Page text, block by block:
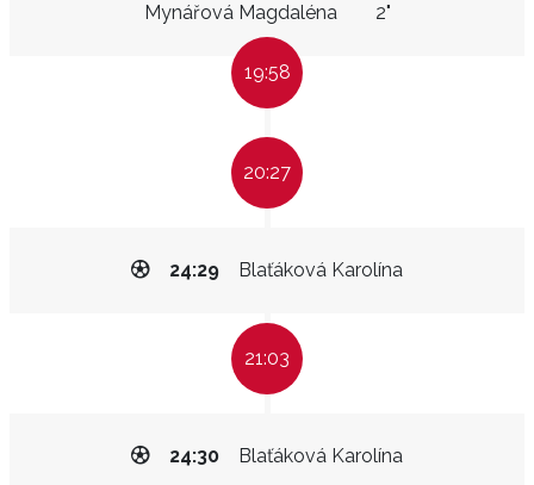
Mynářová Magdaléna 2"
19:58
20:27
Blaťáková Karolína
24:29
21:03
Blaťáková Karolína
24:30